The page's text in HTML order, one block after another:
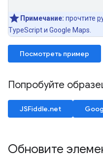
Примечание: прочтите
TypeScript и Google Maps.
Посмотреть пример
Попробуйте
JSFiddle.net
Обновите